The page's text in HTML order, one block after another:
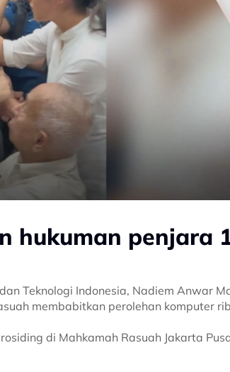
hukuman penjara
Teknologi Indonesia, Nadiem Anwar
membabitkan perolehan komputer
di Mahkamah Rasuah Jakarta